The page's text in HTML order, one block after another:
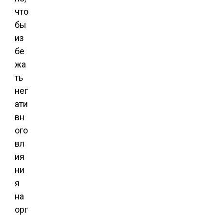
что
бы
из
бе
жа
ть
нег
ати
вн
ого
вл
ия
ни
я
на
орг